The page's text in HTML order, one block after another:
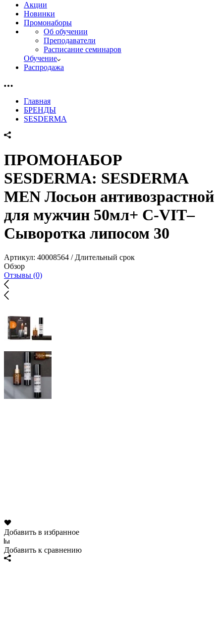
Акции
Новинки
Промонаборы
Об обучении
Преподаватели
Расписание семинаров
Обучение
Распродажа
Главная
БРЕНДЫ
SESDERMA
ПРОМОНАБОР
SESDERMA: SESDERMA
MEN Лосьон антивозрастной
для мужчин 50мл+ C-VIT–
Сыворотка липосом 30
Артикул: 40008564 / Длительный срок
Обзор
Отзывы (0)
Добавить в избранное
Добавить к сравнению